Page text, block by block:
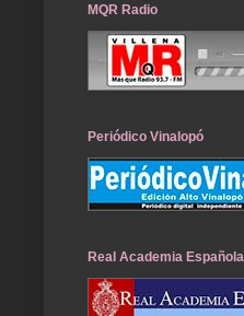
MQR Radio
Periódico Vinalopó
Real Academia Española